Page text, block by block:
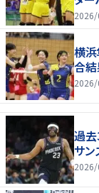
横
合結
過去
サン